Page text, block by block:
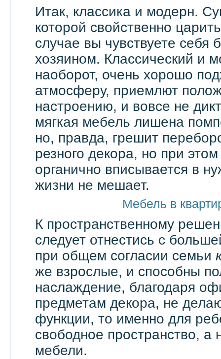
Итак, классика и модерн.
которой свойственно
случае вы чувствуете себя
хозяином. Классический и
наоборот, очень хорошо
атмосферу, приемлют
настроению, и вовсе не
мягкая мебель лишена
но, правда, грешит
резного декора, но при
органично вписывается в
жизни не мешает.
Мебель в
К пространственному
следует отнестись с
при общем согласии семьи
же взрослые, и способны
наслаждение, благодаря
предметам декора, не
функции, то именно для
свободное пространство, а
мебели.